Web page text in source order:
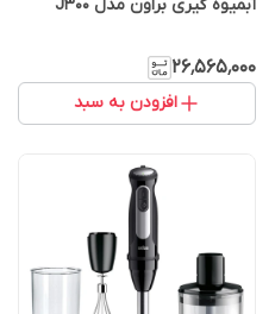
آبمیوه گیری براون مدل J300
۲۶٬۵۶۵٬۰۰۰
افزودن به سبد